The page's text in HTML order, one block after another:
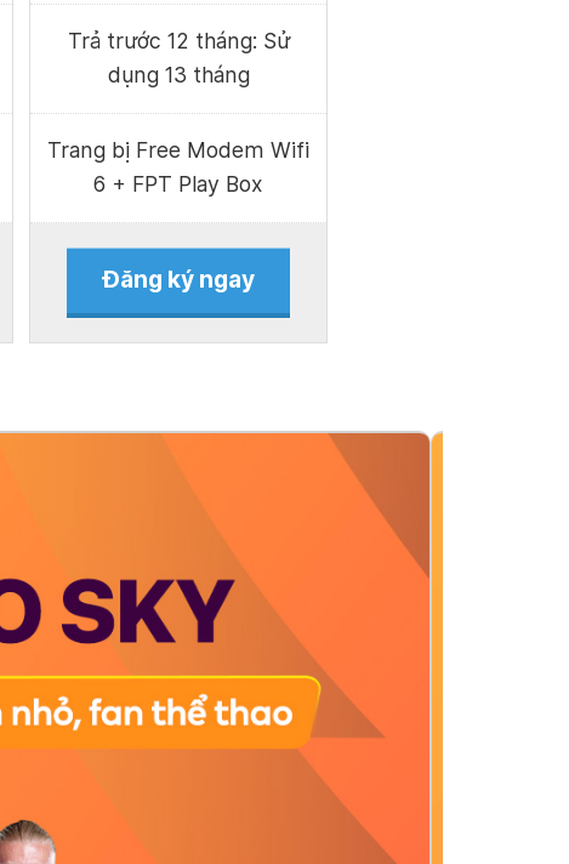
Trả trước 12 tháng: Sử
dụng 13 tháng
Trang bị Free Modem Wifi
6 + FPT Play Box
Đăng ký ngay